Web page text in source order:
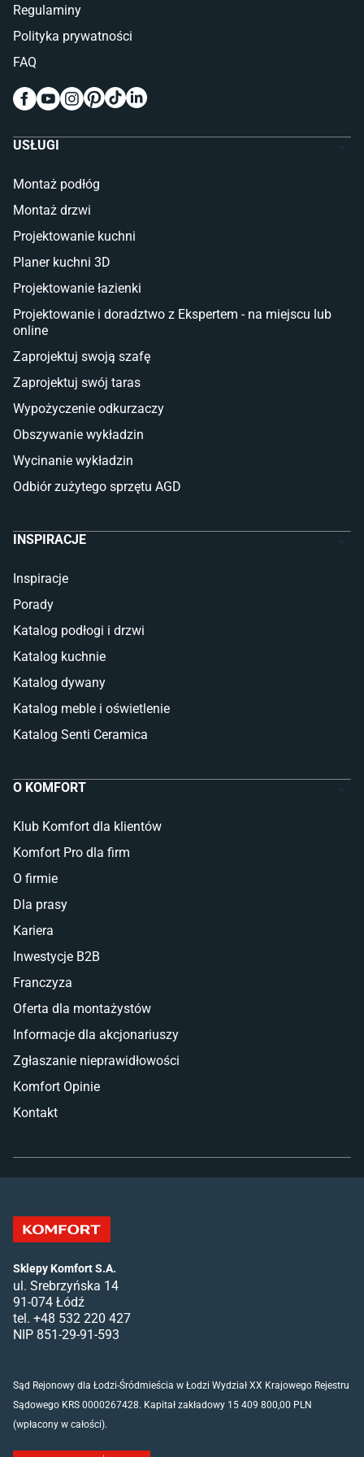
Kinkiety do sypialni
Pokój dziecięcy
Meble do pokoju dziecięcego
Komody dla dzieci
Łóżka dla dziecka (młodzieżowe)
Taras i balkon
Sztuczna trawa miękka
Koce i pledy
Płytki na balkon
Lampy stojące LED
Płytki
Płytki Cersanit
Płytki wielkoformatowe
Glazura
Płytki marmurowe
Regulaminy
Polityka prywatności
FAQ
USŁUGI
Montaż podłóg
Montaż drzwi
Projektowanie kuchni
Planer kuchni 3D
Projektowanie łazienki
Projektowanie i doradztwo z Ekspertem - na miejscu lub
online
Zaprojektuj swoją szafę
Zaprojektuj swój taras
Wypożyczenie odkurzaczy
Obszywanie wykładzin
Wycinanie wykładzin
Odbiór zużytego sprzętu AGD
INSPIRACJE
Inspiracje
Porady
Katalog podłogi i drzwi
Katalog kuchnie
Katalog dywany
Katalog meble i oświetlenie
Katalog Senti Ceramica
O KOMFORT
Klub Komfort dla klientów
Komfort Pro dla firm
O firmie
Dla prasy
Kariera
Inwestycje B2B
Franczyza
Oferta dla montażystów
Informacje dla akcjonariuszy
Zgłaszanie nieprawidłowości
Komfort Opinie
Kontakt
Sklepy Komfort S.A.
ul. Srebrzyńska 14
91-074 Łódź
tel. +48 532 220 427
NIP 851-29-91-593
Sąd Rejonowy dla Łodzi-Śródmieścia w Łodzi Wydział XX Krajowego Rejestru
Sądowego KRS 0000267428. Kapitał zakładowy 15 409 800,00 PLN
(wpłacony w całości).